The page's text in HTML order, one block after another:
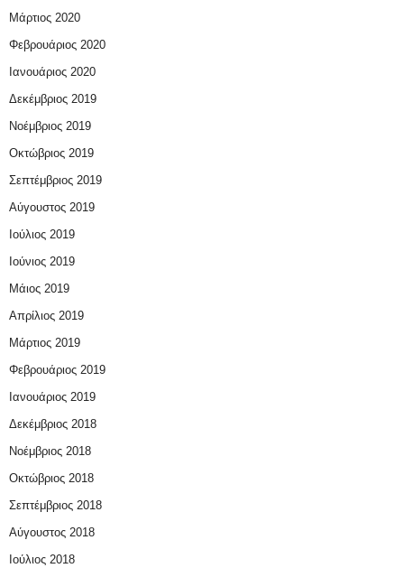
Μάρτιος 2020
Φεβρουάριος 2020
Ιανουάριος 2020
Δεκέμβριος 2019
Νοέμβριος 2019
Οκτώβριος 2019
Σεπτέμβριος 2019
Αύγουστος 2019
Ιούλιος 2019
Ιούνιος 2019
Μάιος 2019
Απρίλιος 2019
Μάρτιος 2019
Φεβρουάριος 2019
Ιανουάριος 2019
Δεκέμβριος 2018
Νοέμβριος 2018
Οκτώβριος 2018
Σεπτέμβριος 2018
Αύγουστος 2018
Ιούλιος 2018